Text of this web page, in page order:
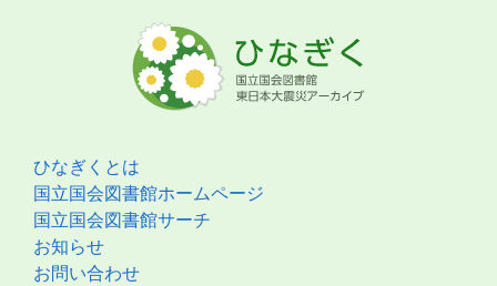
ひなぎくとは
国立国会図書館ホームページ
国立国会図書館サーチ
お知らせ
お問い合わせ